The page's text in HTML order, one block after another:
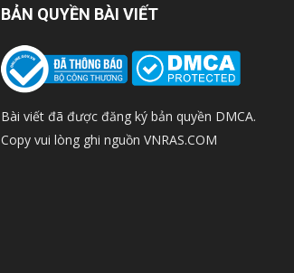
BẢN QUYỀN BÀI VIẾT
Bài viết đã được đăng ký bản quyền DMCA.
Copy vui lòng ghi nguồn VNRAS.COM